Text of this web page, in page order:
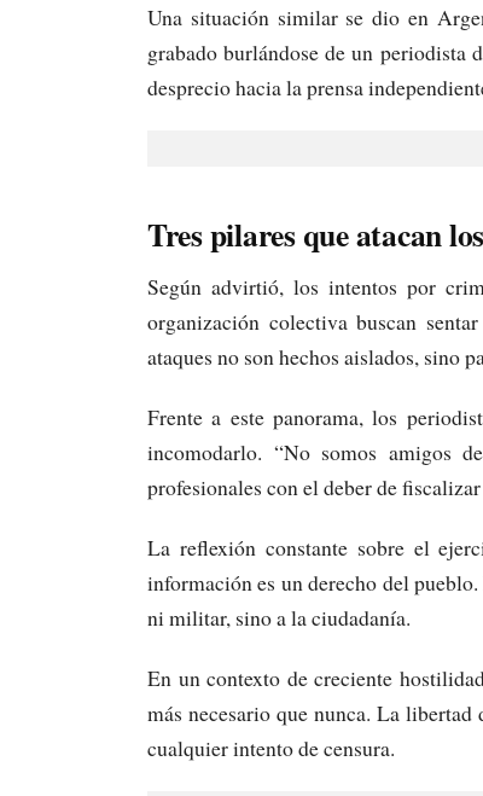
Una situación similar se dio en
grabado burlándose de un
desprecio hacia la prensa
Tres pilares que atacan
Según advirtió, los intentos por
organización colectiva buscan
ataques no son hechos aislados, sino
Frente a este panorama, los
incomodarlo. “No somos amigos
profesionales con el deber de
La reflexión constante sobre el
información es un derecho del
ni militar, sino a la ciudadanía.
En un contexto de creciente
más necesario que nunca. La
cualquier intento de censura.